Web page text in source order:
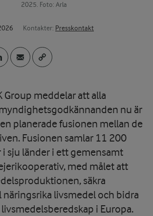
2025. Foto: Arla
Kontakter: Presskontakt
Group meddelar att alla
nu är
planerade fusionen mellan de
Fusionen samlar 11 200
sju länder i ett gemensamt
med målet att
säkra
livsmedel och bidra
i Europa.